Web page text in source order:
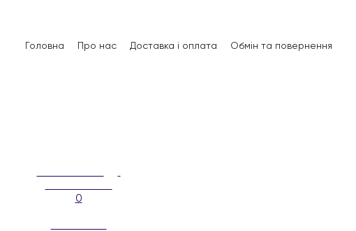
Головна Про нас Доставка і оплата Обмін та повернення
0